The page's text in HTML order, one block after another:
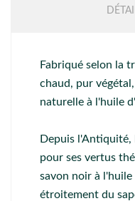
Fabriqué selon la
chaud, pur
naturelle à l'huile
Depuis
pour ses vertus
savon noir à
étroitement du